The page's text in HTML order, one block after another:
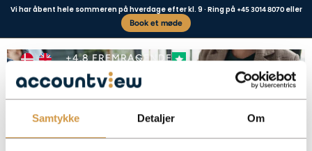
Samtykke Detaljer Om
Vi har åbent hele sommeren på hverdage efter kl. 9 · Ring på +45 3014 8070eller
Book et møde
+4,8 FREMRAGENDE
Omvendt betalingspligt